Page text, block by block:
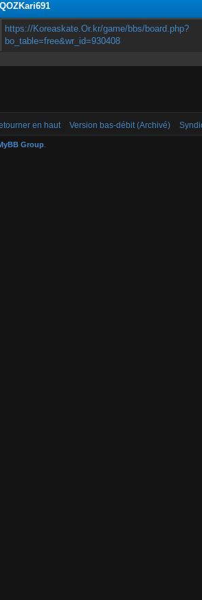
https://Koreaskate.Or.kr/game/bbs/board.php?
bo_table=free&wr_id=930408
en haut Version bas-débit (Archivé)
Group